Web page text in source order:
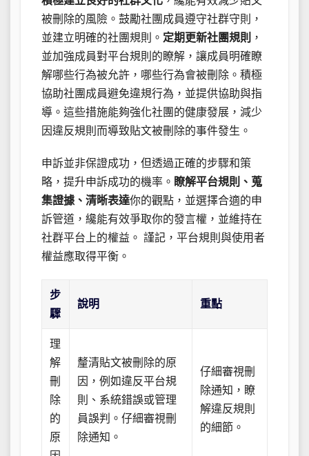
被刪除的風險。鼓勵社團成員遵守社群守則，
並建立明確的社團規則。 定期更新社團規則 ，
並加強成員對平台規則的瞭解，讓成員明確瞭
解哪些行為被允許，哪些行為會被刪除。積極
協助社團成員避免違規行為，並提供協助與指
導。這些措施能夠強化社團的健康發展，減少
因違反規則而導致貼文被刪除的事件發生。
申訴並非保證成功，但透過正確的步驟和策
略，提升申訴成功的機率。 瞭解平台規則、蒐
集證據、清晰表達你的觀點，並選擇合適的申
訴管道，纔能有效爭取你的發言權，並維持在
社群平台上的權益。 謹記，平台規則與使用者
權益應取得平衡。
步
驟
說明 重點
理
解
刪
除
的
原
釐清貼文被刪除的原
因，例如違反平台規
則、系統錯誤或管理
員誤判。仔細審視刪
除通知。
仔細審視刪
除通知，瞭
解違反規則
的細節。